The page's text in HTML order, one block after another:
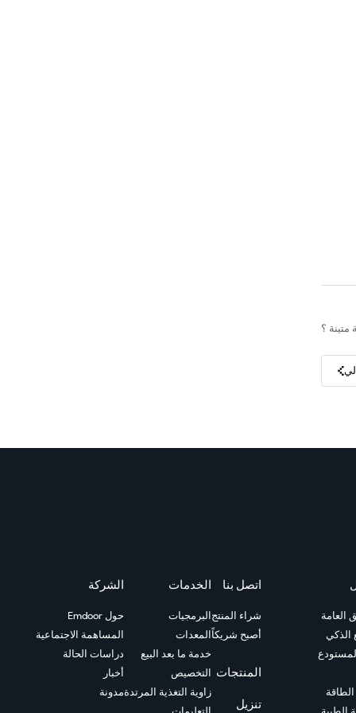
؟
العامة
الذكي
اتصل بنا
شراء المنتج
أصبح شريكاً
المنتجات
تنزيل
الخدمات
البرمجيات
المعدات
خدمة ما بعد البيع
التخصيص
زاوية التغذية المرتدة
الشركة
حول Emdoor
المساهمة الاجتماعية
دراسات الحالة
أخبار
مدونة